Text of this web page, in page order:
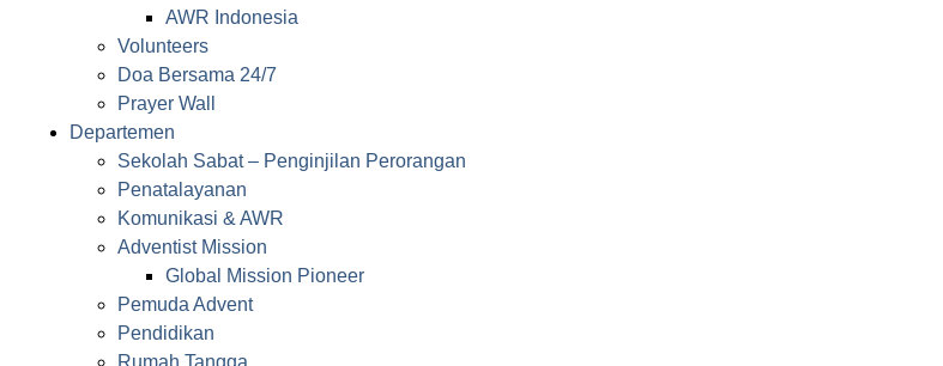
AWR Indonesia
Volunteers
Doa Bersama 24/7
Prayer Wall
Departemen
Sekolah Sabat – Penginjilan Perorangan
Penatalayanan
Komunikasi & AWR
Adventist Mission
Global Mission Pioneer
Pemuda Advent
Pendidikan
Rumah Tangga